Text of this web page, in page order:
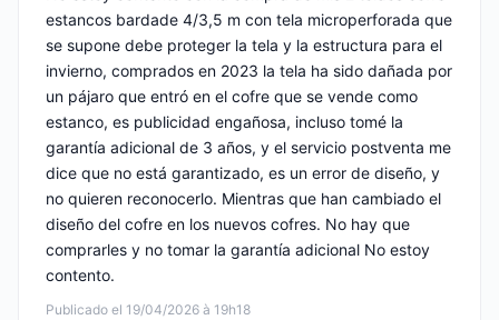
Publicado el 19/04/2026 à 19h18
estancos bardade 4/3,5 m con tela microperforada que
se supone debe proteger la tela y la estructura para el
invierno, comprados en 2023 la tela ha sido dañada por
un pájaro que entró en el cofre que se vende como
estanco, es publicidad engañosa, incluso tomé la
garantía adicional de 3 años, y el servicio postventa me
dice que no está garantizado, es un error de diseño, y
no quieren reconocerlo. Mientras que han cambiado el
diseño del cofre en los nuevos cofres. No hay que
comprarles y no tomar la garantía adicional No estoy
contento.